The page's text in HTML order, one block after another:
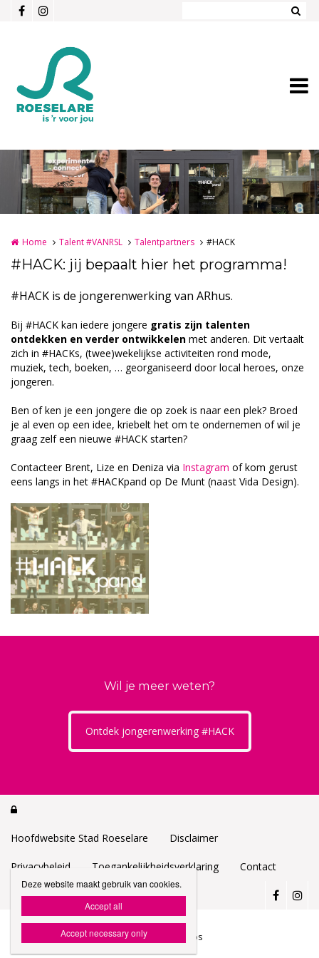
Overslaan en naar de inhoud gaan
Home Talent #VANRSL Talentpartners #HACK
#HACK: jij bepaalt hier het programma!
#HACK is de jongerenwerking van ARhus.
Bij #HACK kan iedere jongere gratis zijn talenten
ontdekken en verder ontwikkelen met anderen. Dit vertaalt
zich in #HACKs, (twee)wekelijkse activiteiten rond mode,
muziek, tech, boeken, … georganiseerd door local heroes, onze
jongeren.
Ben of ken je een jongere die op zoek is naar een plek? Broed
je al even op een idee, kriebelt het om te ondernemen of wil je
graag zelf een nieuwe #HACK starten?
Contacteer Brent, Lize en Deniza via Instagram of kom gerust
eens langs in het #HACKpand op De Munt (naast Vida Design).
Wil je meer weten?
Ontdek jongerenwerking #HACK

Hoofdwebsite Stad Roeselare Disclaimer
Privacybeleid Toegankelijkheidsverklaring Contact
Website door Livalos
Deze website maakt gebruik van cookies.
Accept all
Accept necessary only